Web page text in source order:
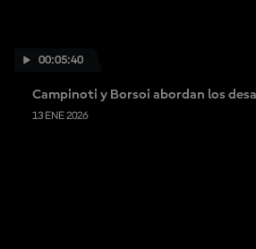
00:05:40
Campinoti y Borsoi abordan los
13 ENE 2026